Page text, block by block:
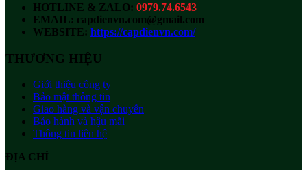
HOTLINE & ZALO: 0979.74.6543
EMAIL: capdienvn.com@gmail.com
WEBSITE: https://capdienvn.com/
THƯƠNG HIỆU
Giới thiệu công ty
Bảo mật thông tin
Giao hàng và vận chuyển
Bảo hành và hậu mãi
Thông tin liên hệ
ĐỊA CHỈ